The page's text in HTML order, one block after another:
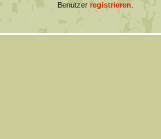
Benutzerregistrieren